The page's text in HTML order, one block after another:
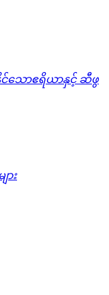
င်သောဧရိယာနှင့် ဆီဖွ
ား